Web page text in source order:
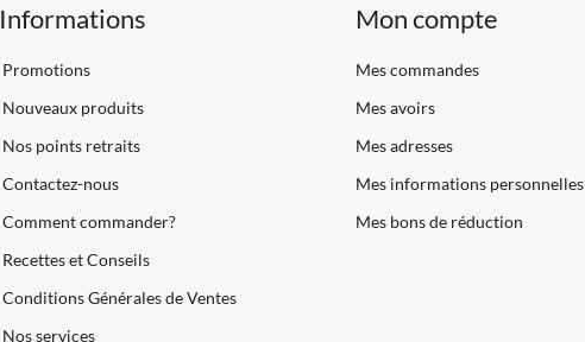
Informations
Promotions
Nouveaux produits
Nos points retraits
Contactez-nous
Comment commander?
Recettes et Conseils
Conditions Générales de Ventes
Nos services
Mon compte
Mes commandes
Mes avoirs
Mes adresses
Mes informations personnelles
Mes bons de réduction